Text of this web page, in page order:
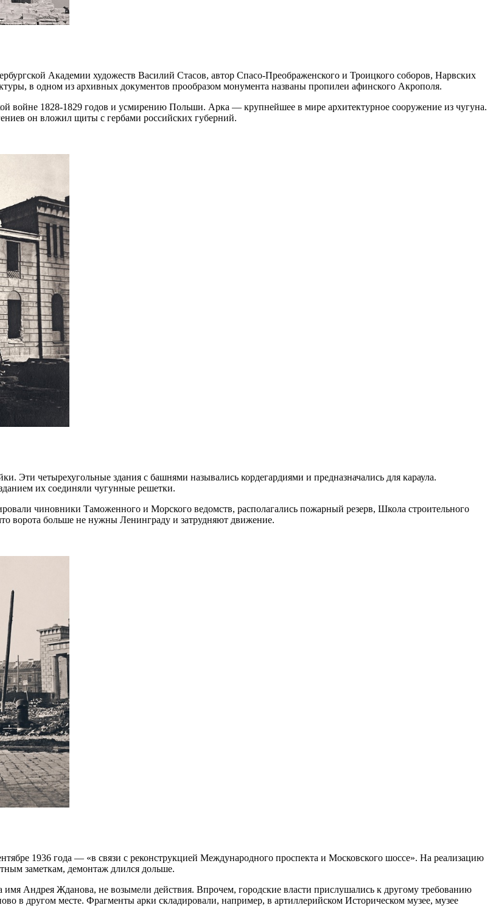
Академии художеств Василий Стасов, автор Спасо-Преображенского и Троицкого соборов, Нарвских
в одном из архивных документов прообразом монумента названы пропилеи афинского Акрополя.
войне 1828-1829 годов и усмирению Польши. Арка — крупнейшее в мире архитектурное сооружение из чугуна.
он вложил щиты с гербами российских губерний.
Эти четырехугольные здания с башнями назывались кордегардиями и предназначались для караула.
их соединяли чугунные решетки.
чиновники Таможенного и Морского ведомств, располагались пожарный резерв, Школа строительного
ворота больше не нужны Ленинграду и затрудняют движение.
1936 года — «в связи с реконструкцией Международного проспекта и Московского шоссе». На реализацию
заметкам, демонтаж длился дольше.
Андрея Жданова, не возымели действия. Впрочем, городские власти прислушались к другому требованию
в другом месте. Фрагменты арки складировали, например, в артиллерийском Историческом музее, музее